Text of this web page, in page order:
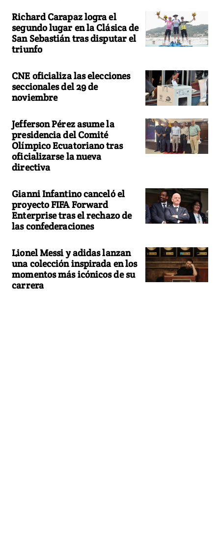
Richard Carapaz logra el
segundo lugar en la Clásica de
San Sebastián tras disputar el
triunfo
CNE oficializa las elecciones
seccionales del 29 de
noviembre
Jefferson Pérez asume la
presidencia del Comité
Olímpico Ecuatoriano tras
oficializarse la nueva
directiva
Gianni Infantino canceló el
proyecto FIFA Forward
Enterprise tras el rechazo de
las confederaciones
Lionel Messi y adidas lanzan
una colección inspirada en los
momentos más icónicos de su
carrera